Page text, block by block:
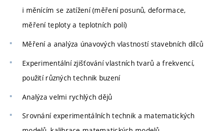
i měnícím se zatížení (měření posunů, deformace,
měření teploty a teplotních polí)
Měření a analýza únavových vlastností stavebních dílců
Experimentální zjišťování vlastních tvarů a frekvencí,
použití různých technik buzení
Analýza velmi rychlých dějů
Srovnání experimentálních technik a matematických